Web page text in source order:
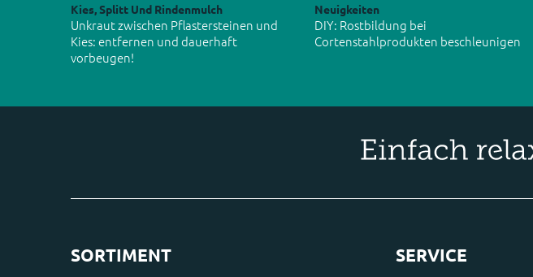
Kies, Splitt Und Rindenmulch
Unkraut zwischen Pflastersteinen und
Kies: entfernen und dauerhaft
vorbeugen!
Neuigkeiten
DIY: Rostbildung bei
Cortenstahlprodukten beschleunigen
SORTIMENT SERVICE